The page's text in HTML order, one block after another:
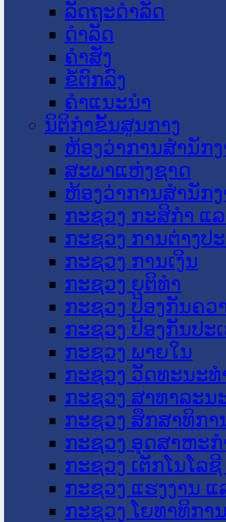
ລັດຖະດໍາລັດ
ດໍາລັດ
ຄໍາສັ່ງ
ຂໍ້ຕົກລົງ
ຄໍາແນະນໍາ
ນິຕິກໍາຂັ້ນສູນກາງ
ຫ້ອງວ່າການສໍານັກ
ສະພາແຫ່ງຊາດ
ຫ້ອງວ່າການສຳນັກ
ກະຊວງ ກະສິກຳ ແ
ກະຊວງ ການຕ່າງປ
ກະຊວງ ການເງິນ
ກະຊວງ ຍຸຕິທໍາ
ກະຊວງ ປ້ອງກັນຄວ
ກະຊວງ ປ້ອງກັນປະ
ກະຊວງ ພາຍໃນ
ກະຊວງ ວັດທະນະ
ກະຊວງ ສາທາລະນ
ກະຊວງ ສຶກສາທິກາ
ກະຊວງ ອຸດສາຫະ
ກະຊວງ ເຕັກໂນໂລ
ກະຊວງ ແຮງງານ
ກະຊວງ ໂຍທາທິກາ